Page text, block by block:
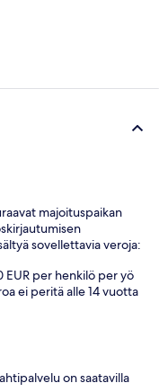
majoituspaikan
sovellettavia veroja:
per henkilö per yö
ei peritä alle 14 vuotta
on saatavilla